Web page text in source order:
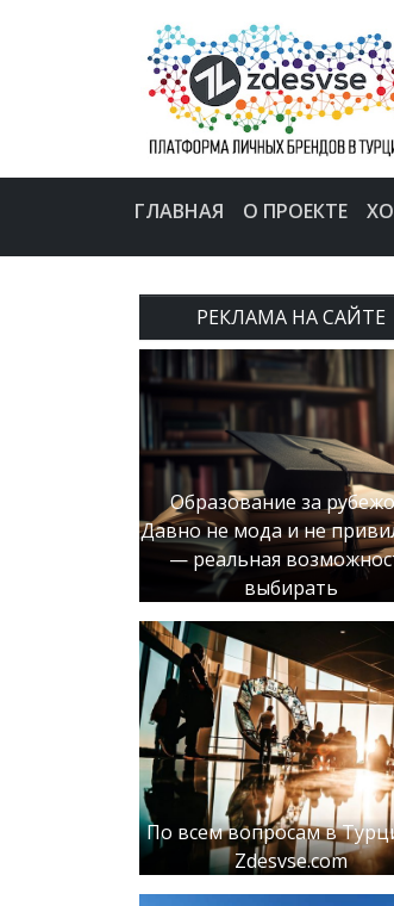
ГЛАВНАЯ О ПРОЕКТЕ
РЕКЛАМА НА САЙТЕ
Образование за
Давно не мода и не
— реальная
выбирать
По всем вопросам в
Zdesvse.com